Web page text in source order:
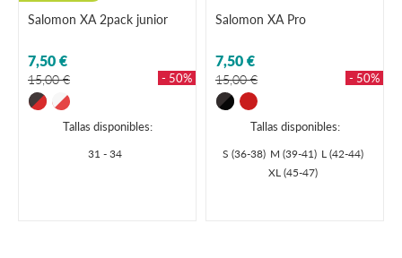
Salomon XA 2pack junior
7,50 €
15,00 € - 50%
Tallas disponibles:
31 - 34
Salomon XA Pro
7,50 €
15,00 € - 50%
Tallas disponibles:
S (36-38) M (39-41) L (42-44)
XL (45-47)